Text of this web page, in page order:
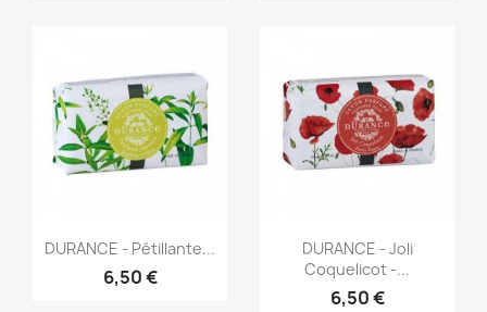
Aperçu rapide
DURANCE - Pétillante...
6,50 €
Aperçu rapide
DURANCE - Joli
Coquelicot -...
6,50 €